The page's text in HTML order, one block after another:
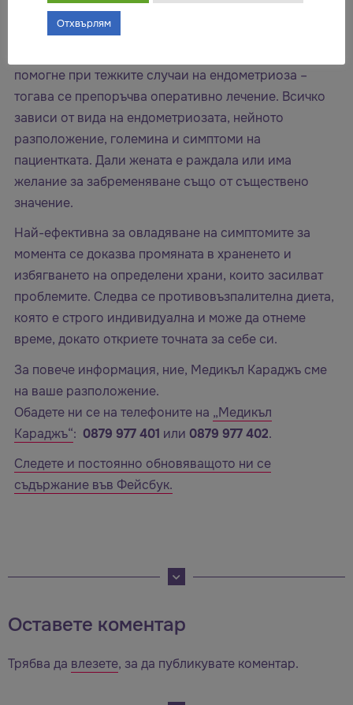
индивидуалният случай. Най-често лечението с
лекарства се свежда до приемането на нестероидни
помогне при тежките случаи на ендометриоза –
тогава се препоръчва оперативно лечение. Всичко
зависи от вида на ендометриозата, нейното
разположение, големина и симптоми на
пациентката. Дали жената е раждала или има
желание за забременяване също от съществено
значение.
Най-ефективна за овладяване на симптомите за
момента се доказва промяната в храненето и
избягването на определени храни, които засилват
проблемите. Следва се противовъзпалителна диета,
която е строго индивидуална и може да отнеме
време, докато откриете точната за себе си.
За повече информация, ние, Медикъл Караджъ сме
на ваше разположение.
Обадете ни се на телефоните на „Медикъл
Караджъ“: 0879 977 401 или 0879 977 402.
Следете и постоянно обновяващото ни се
съдържание във Фейсбук.
Оставете коментар
Трябва да влезете, за да публикувате коментар.
Отхвърлям